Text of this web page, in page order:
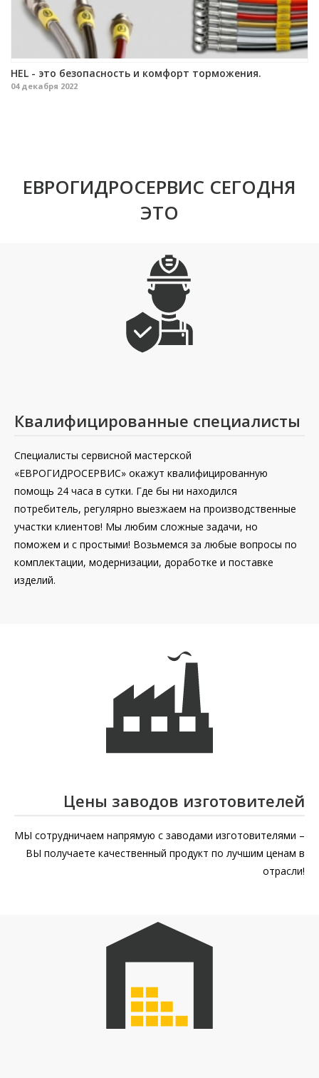
HEL - это безопасность и комфорт торможения.
04 декабря 2022
ЕВРОГИДРОСЕРВИС СЕГОДНЯ
ЭТО
Квалифицированные специалисты
Специалисты сервисной мастерской
«ЕВРОГИДРОСЕРВИС» окажут квалифицированную
помощь 24 часа в сутки. Где бы ни находился
потребитель, регулярно выезжаем на производственные
участки клиентов! Мы любим сложные задачи, но
поможем и с простыми! Возьмемся за любые вопросы по
комплектации, модернизации, доработке и поставке
изделий.
Цены заводов изготовителей
МЫ сотрудничаем напрямую с заводами изготовителями –
ВЫ получаете качественный продукт по лучшим ценам в
отрасли!